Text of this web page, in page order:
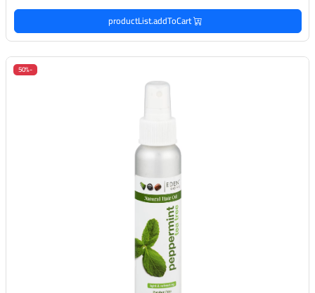
productList.addToCart
-50%